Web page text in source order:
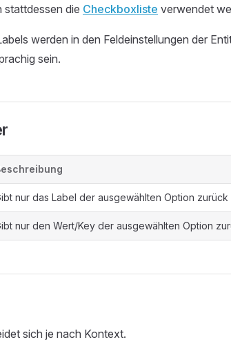
stattdessen die Checkboxliste verwendet
werden in den Feldeinstellungen der
sein.
nur das Label der ausgewählten Option zurück
nur den Wert/Key der ausgewählten Option
sich je nach Kontext.